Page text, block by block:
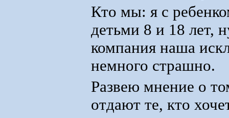
Кто мы: я с
детьми 8 и 18 лет,
компания наша
немного страшно.
Развею мнение о
отдают те, кто